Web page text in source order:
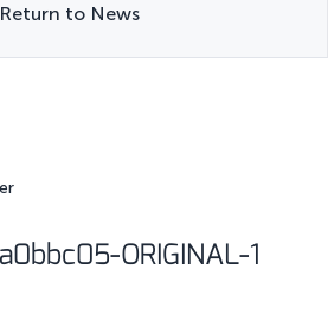
Return to News
ORIGINAL-1